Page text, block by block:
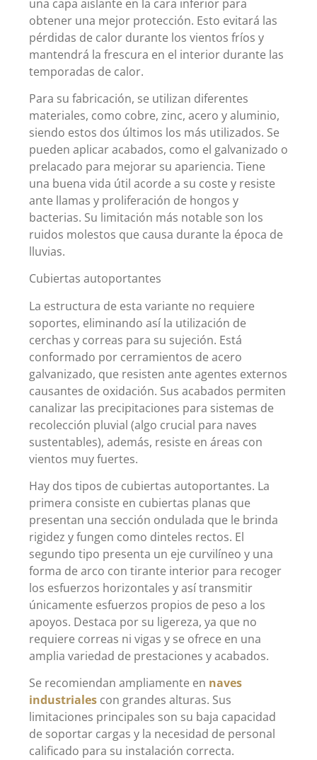
una capa aislante en la cara inferior para
obtener una mejor protección. Esto evitará las
pérdidas de calor durante los vientos fríos y
mantendrá la frescura en el interior durante las
temporadas de calor.
Para su fabricación, se utilizan diferentes
materiales, como cobre, zinc, acero y aluminio,
siendo estos dos últimos los más utilizados. Se
pueden aplicar acabados, como el galvanizado o
prelacado para mejorar su apariencia. Tiene
una buena vida útil acorde a su coste y resiste
ante llamas y proliferación de hongos y
bacterias. Su limitación más notable son los
ruidos molestos que causa durante la época de
lluvias.
Cubiertas autoportantes
La estructura de esta variante no requiere
soportes, eliminando así la utilización de
cerchas y correas para su sujeción. Está
conformado por cerramientos de acero
galvanizado, que resisten ante agentes externos
causantes de oxidación. Sus acabados permiten
canalizar las precipitaciones para sistemas de
recolección pluvial (algo crucial para naves
sustentables), además, resiste en áreas con
vientos muy fuertes.
Hay dos tipos de cubiertas autoportantes. La
primera consiste en cubiertas planas que
presentan una sección ondulada que le brinda
rigidez y fungen como dinteles rectos. El
segundo tipo presenta un eje curvilíneo y una
forma de arco con tirante interior para recoger
los esfuerzos horizontales y así transmitir
únicamente esfuerzos propios de peso a los
apoyos. Destaca por su ligereza, ya que no
requiere correas ni vigas y se ofrece en una
amplia variedad de prestaciones y acabados.
Se recomiendan ampliamente en naves
industriales con grandes alturas. Sus
limitaciones principales son su baja capacidad
de soportar cargas y la necesidad de personal
calificado para su instalación correcta.